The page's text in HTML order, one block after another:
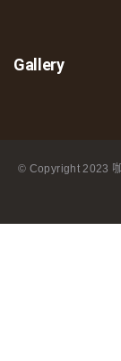
Gallery
© Copyright2023